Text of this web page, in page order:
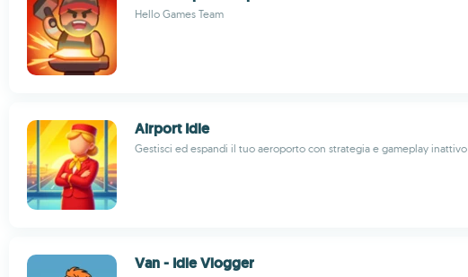
Hello Games Team
Airport Idle
Gestisci ed espandi il tuo aeroporto con strategia e gameplay inattivo
Van - Idle Vlogger